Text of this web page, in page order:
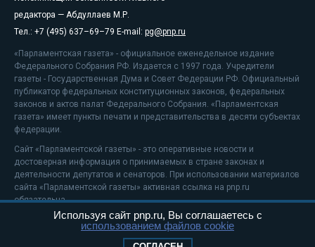
редактора — Абдуллаев М.Р.
Тел.: +7 (495) 637–69–79 E-mail: pg@pnp.ru
«Парламентская газета» - официальное еженедельное издание
Федерального Собрания РФ. Издается с 1997 года. Учредители
газеты - Государственная Дума и Совет Федерации РФ. Официальный
публикатор федеральных конституционных законов, федеральных
законов и актов палат Федерального Собрания. «Парламентская
газета» имеет пункты печати и представительства в десяти субъектах
федерации.
Сайт «Парламентской газеты» - это оперативные новости и
достоверная информация о принимаемых в стране законах и
деятельности депутатов и сенаторов. При использовании материалов
сайта «Парламентской газеты» активная ссылка на pnp.ru
обязательна.
На информационном ресурсе применяютсярекомендательные
Используя сайт pnp.ru, Вы соглашаетесь с
использованием файлов cookie